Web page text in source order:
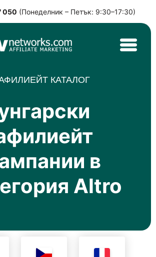
050 (Понеделник – Петък: 9:30–17:30)
affiliate síť v CEE
КАТАЛОГ
в
Altro